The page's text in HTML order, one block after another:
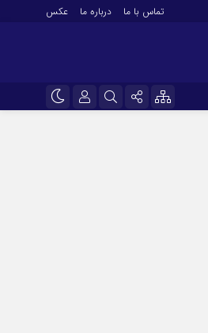
تماس با ما درباره ما عکس